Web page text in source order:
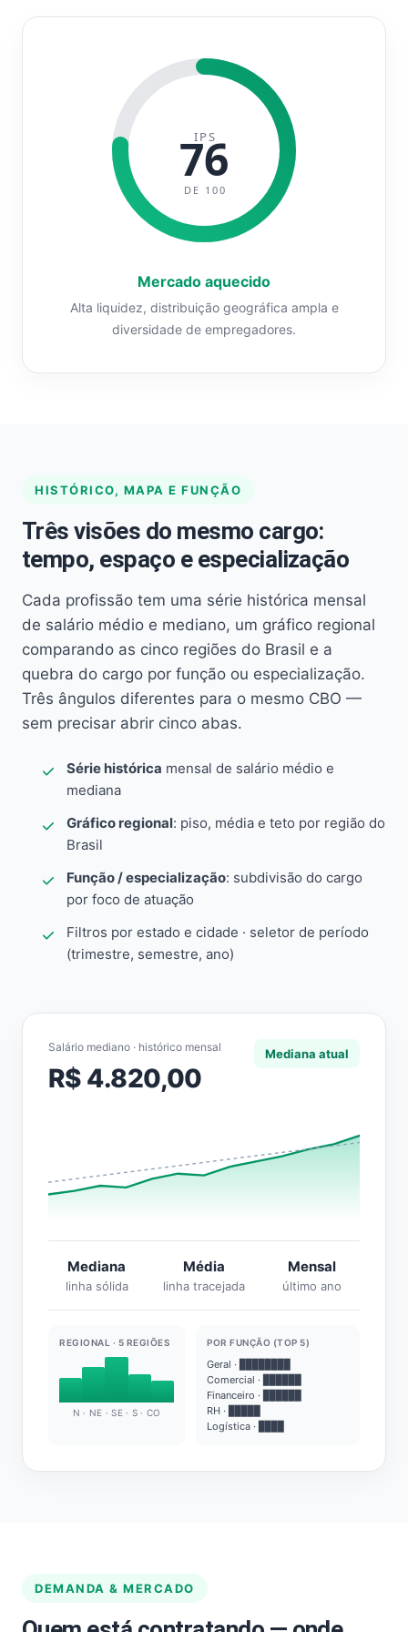
IPS
76
DE 100
Mercado aquecido
Alta liquidez, distribuição geográfica ampla e
diversidade de empregadores.
HISTÓRICO, MAPA E FUNÇÃO
Três visões do mesmo cargo:
tempo, espaço e especialização
Cada profissão tem uma série histórica mensal
de salário médio e mediano, um gráfico regional
comparando as cinco regiões do Brasil e a
quebra do cargo por função ou especialização.
Três ângulos diferentes para o mesmo CBO —
sem precisar abrir cinco abas.
Série histórica mensal de salário médio e
mediana
Gráfico regional: piso, média e teto por região do
Brasil
Função / especialização: subdivisão do cargo
por foco de atuação
Filtros por estado e cidade · seletor de período
(trimestre, semestre, ano)
Salário mediano · histórico mensal
R$ 4.820,00
Mediana atual
Mediana
linha sólida
Média
linha tracejada
Mensal
último ano
REGIONAL · 5 REGIÕES
N · NE · SE · S · CO
POR FUNÇÃO (TOP 5)
Geral · ████████
Comercial · ██████
Financeiro · ██████
RH · █████
Logística · ████
DEMANDA & MERCADO